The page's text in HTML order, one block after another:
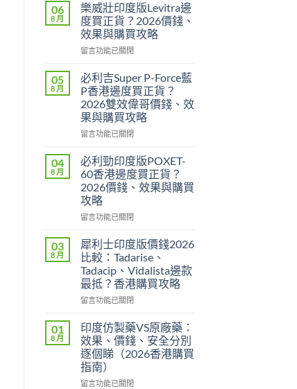
06
8 月
樂威壯印度版Levitra邊
度買正貨？2026價錢、
效果與購買攻略
在
威
壯
印
度
版
Levitra
度
買
正
貨？
2026
價
效
果
與
購
買
攻
中
留言功能已關閉
05
8 月
必利吉Super P-Force藍
P香港邊度買正貨？
2026雙效偉哥價錢、效
果與購買攻略
在
利
吉
Super
P-
Force
藍
香
港
邊
度
買
正
2026
雙
效
偉
哥
價
留言功能已關閉
04
8 月
必利勁印度版POXET-
60香港邊度買正貨？
2026價錢、效果與購買
攻略
在
利
勁
印
度
版
POXET-
香
港
邊
度
買
正
留言功能已關閉
03
8 月
犀利士印度版價錢2026
比較：Tadarise、
Tadacip、Vidalista邊款
最抵？香港購買攻略
在
利
士
印
度
版
價
留言功能已關閉
01
8 月
印度仿製藥VS原廠藥：
效果、價錢、安全分別
逐個睇（2026香港購買
指南）
在
留言功能已關閉